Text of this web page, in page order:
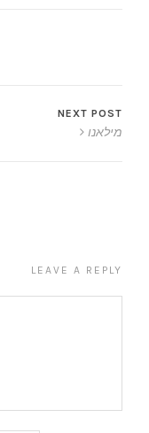
NEXT POST
מילאנו
LEAVE A REPLY